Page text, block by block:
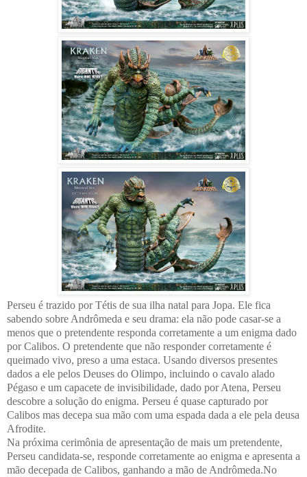
Perseu é trazido por Tétis de sua ilha natal para Jopa. Ele fica
sabendo sobre Andrômeda e seu drama: ela não pode casar-se a
menos que o pretendente responda corretamente a um enigma dado
por Calibos. O pretendente que não responder corretamente é
queimado vivo, preso a uma estaca. Usando diversos presentes
dados a ele pelos Deuses do Olimpo, incluindo o cavalo alado
Pégaso e um capacete de invisibilidade, dado por Atena, Perseu
descobre a solução do enigma. Perseu é quase capturado por
Calibos mas decepa sua mão com uma espada dada a ele pela deusa
Afrodite.
Na próxima cerimônia de apresentação de mais um pretendente,
Perseu candidata-se, responde corretamente ao enigma e apresenta a
mão decepada de Calibos, ganhando a mão de Andrômeda.No